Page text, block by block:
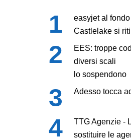
easyjet al
Castlelake si
EES: troppe
diversi scali
lo sospendono
Adesso tocca
TTG Agenzie -
sostituire le